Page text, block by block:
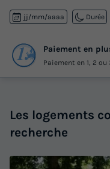
jj/mm/aaaa Durée
Paiement en
Paiement en 1, 2
Les logements
recherche